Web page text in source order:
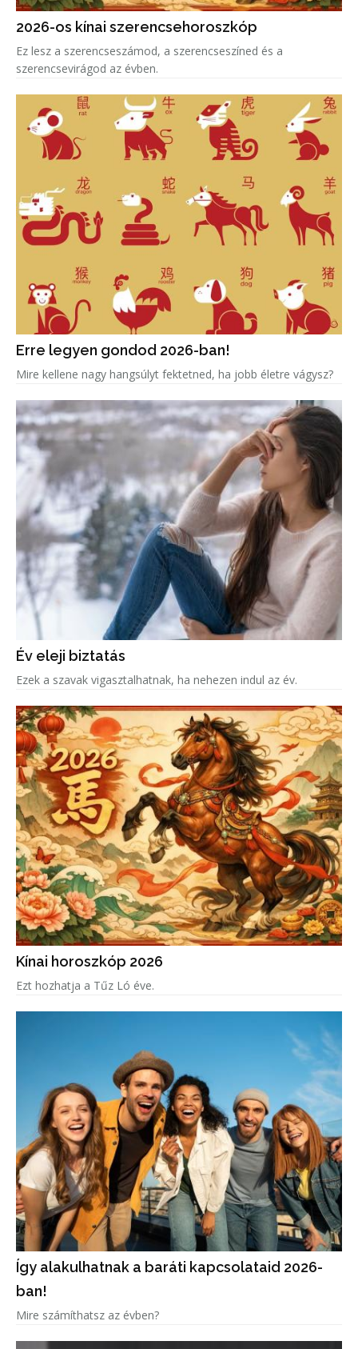
2026-os kínai szerencsehoroszkóp
Ez lesz a szerencseszámod, a szerencseszíned és a
szerencsevirágod az évben.
Erre legyen gondod 2026-ban!
Mire kellene nagy hangsúlyt fektetned, ha jobb életre vágysz?
Év eleji biztatás
Ezek a szavak vigasztalhatnak, ha nehezen indul az év.
Kínai horoszkóp 2026
Ezt hozhatja a Tűz Ló éve.
Így alakulhatnak a baráti kapcsolataid 2026-
ban!
Mire számíthatsz az évben?